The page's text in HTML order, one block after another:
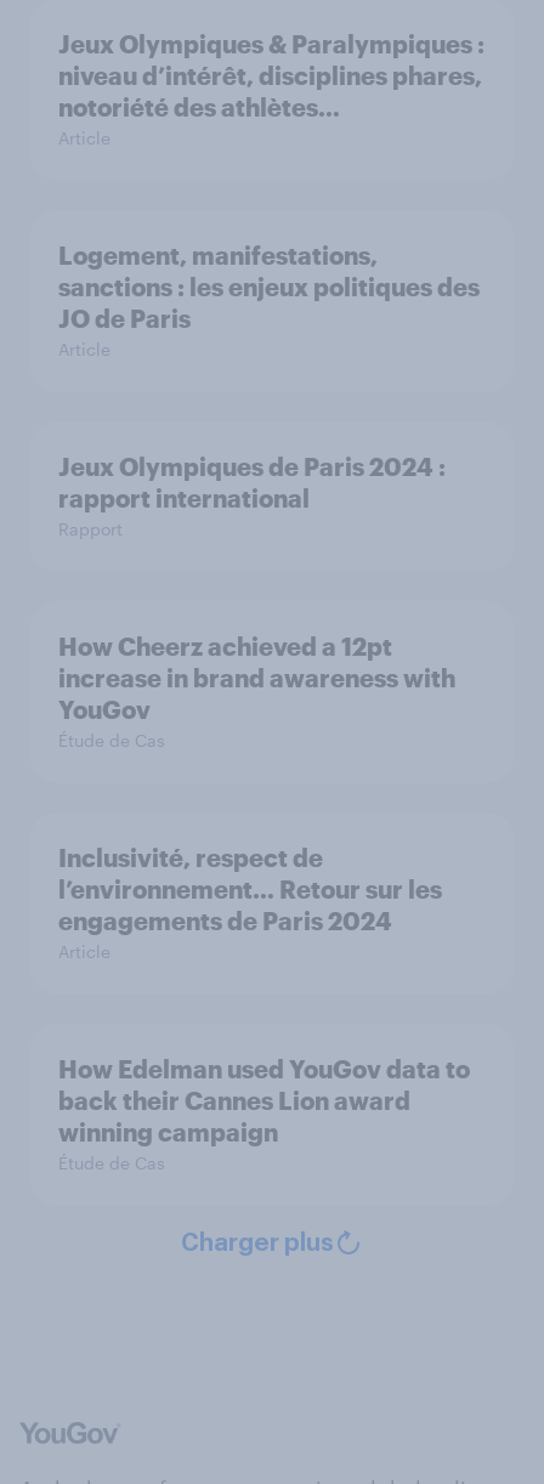
Jeux Olympiques & Paralympiques :
niveau d’intérêt, disciplines phares,
notoriété des athlètes…
Article
Logement, manifestations,
sanctions : les enjeux politiques des
JO de Paris
Article
Jeux Olympiques de Paris 2024 :
rapport international
Rapport
How Cheerz achieved a 12pt
increase in brand awareness with
YouGov
Étude de Cas
Inclusivité, respect de
l’environnement… Retour sur les
engagements de Paris 2024
Article
How Edelman used YouGov data to
back their Cannes Lion award
winning campaign
Étude de Cas
Charger plus